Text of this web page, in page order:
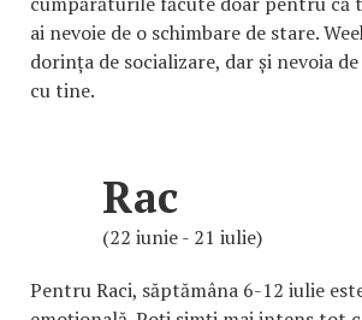
ai nevoie de o schimbare de stare.
dorința de socializare, dar și nevoia
cu tine.
Rac
(22 iunie - 21 iulie)
Pentru Raci, săptămâna 6-12 iulie